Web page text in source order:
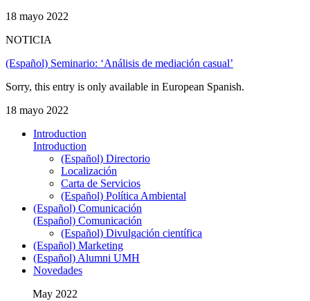
18 mayo 2022
NOTICIA
(Español) Seminario: ‘Análisis de mediación casual’
Sorry, this entry is only available in European Spanish.
18 mayo 2022
Introduction
Introduction
(Español) Directorio
Localización
Carta de Servicios
(Español) Política Ambiental
(Español) Comunicación
(Español) Comunicación
(Español) Divulgación científica
(Español) Marketing
(Español) Alumni UMH
Novedades
May 2022